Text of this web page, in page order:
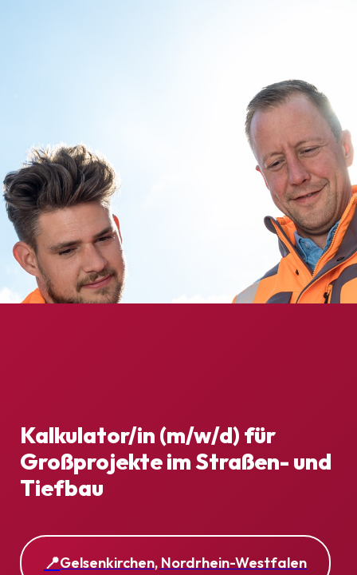
Kalkulator/in (m/w/d) für
Großprojekte im Straßen- und
Tiefbau
Gelsenkirchen, Nordrhein-Westfalen